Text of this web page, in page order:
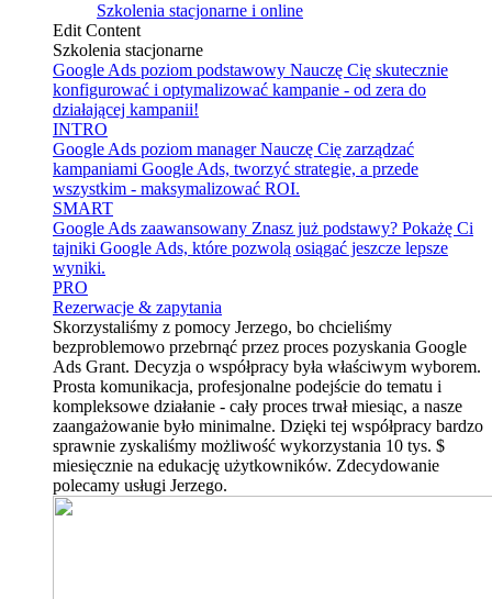
Szkolenia stacjonarne i online
Edit Content
Szkolenia stacjonarne
Google Ads poziom podstawowy Nauczę Cię skutecznie
konfigurować i optymalizować kampanie - od zera do
działającej kampanii!
INTRO
Google Ads poziom manager Nauczę Cię zarządzać
kampaniami Google Ads, tworzyć strategie, a przede
wszystkim - maksymalizować ROI.
SMART
Google Ads zaawansowany Znasz już podstawy? Pokażę Ci
tajniki Google Ads, które pozwolą osiągać jeszcze lepsze
wyniki.
PRO
Rezerwacje & zapytania
Skorzystaliśmy z pomocy Jerzego, bo chcieliśmy
bezproblemowo przebrnąć przez proces pozyskania Google
Ads Grant. Decyzja o współpracy była właściwym wyborem.
Prosta komunikacja, profesjonalne podejście do tematu i
kompleksowe działanie - cały proces trwał miesiąc, a nasze
zaangażowanie było minimalne. Dzięki tej współpracy bardzo
sprawnie zyskaliśmy możliwość wykorzystania 10 tys. $
miesięcznie na edukację użytkowników. Zdecydowanie
polecamy usługi Jerzego.